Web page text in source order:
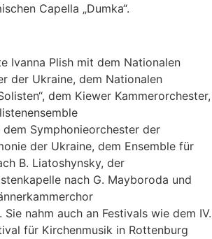
Capella „Dumka“.
Ivanna Plish mit dem Nationalen
der Ukraine, dem Nationalen
dem Kiewer Kammerorchester,
dem Symphonieorchester der
der Ukraine, dem Ensemble für
B. Liatoshynsky, der
nach G. Mayboroda und
Sie nahm auch an Festivals wie dem IV.
für Kirchenmusik in Rottenburg